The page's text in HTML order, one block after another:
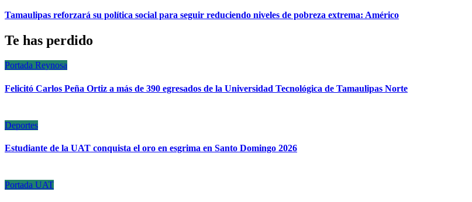
Tamaulipas reforzará su política social para seguir reduciendo niveles de pobreza extrema: Américo
Te has perdido
Portada Reynosa
Felicitó Carlos Peña Ortiz a más de 390 egresados de la Universidad Tecnológica de Tamaulipas Norte
Deportes
Estudiante de la UAT conquista el oro en esgrima en Santo Domingo 2026
Portada UAT